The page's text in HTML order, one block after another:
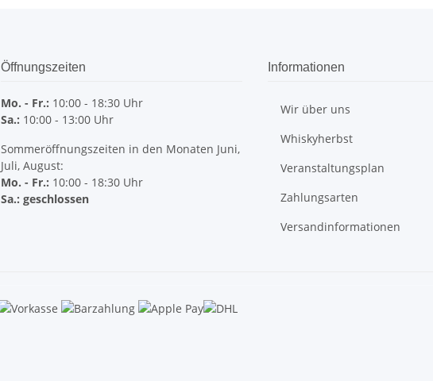
Öffnungszeiten
Mo. - Fr.: 10:00 - 18:30 Uhr
Sa.: 10:00 - 13:00 Uhr
Sommeröffnungszeiten in den Monaten Juni,
Juli, August:
Mo. - Fr.: 10:00 - 18:30 Uhr
Sa.: geschlossen
Informationen
Wir über uns
Whiskyherbst
Veranstaltungsplan
Zahlungsarten
Versandinformationen